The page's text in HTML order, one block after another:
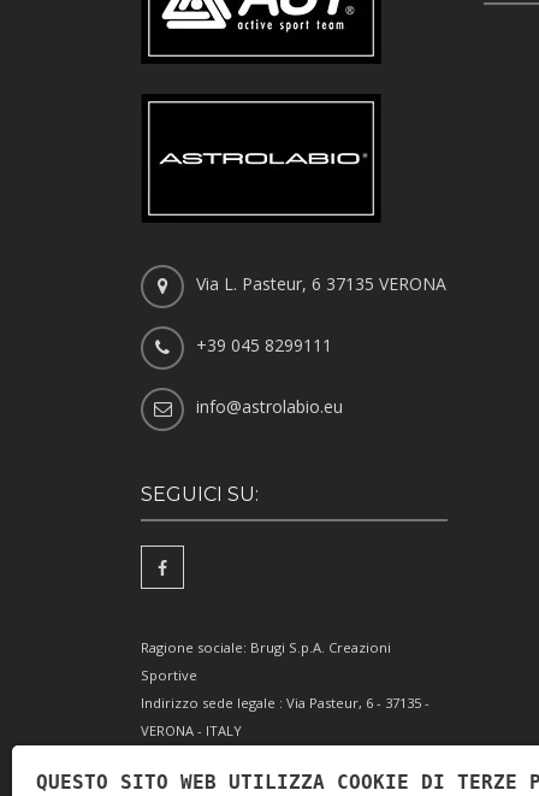
Via L. Pasteur, 6 37135 VERONA
+39 045 8299111
info@astrolabio.eu
SEGUICI SU:
Ragione sociale: Brugi S.p.A. Creazioni
Sportive
Indirizzo sede legale : Via Pasteur, 6 - 37135 -
VERONA - ITALY
Codice Fiscale e Iscrizione Reg. Impr. Verona
QUESTO SITO WEB UTILIZZA COOKIE DI TERZE